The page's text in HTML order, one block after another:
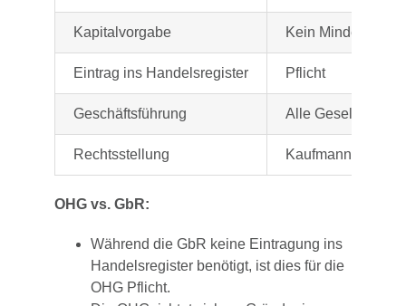
Kapitalvorgabe Kein
Eintrag ins Handelsregister Pflicht
Geschäftsführung Alle
Rechtsstellung
OHG vs. GbR:
Während die GbR keine Eintragung ins
Handelsregister benötigt, ist dies für die
OHG Pflicht.